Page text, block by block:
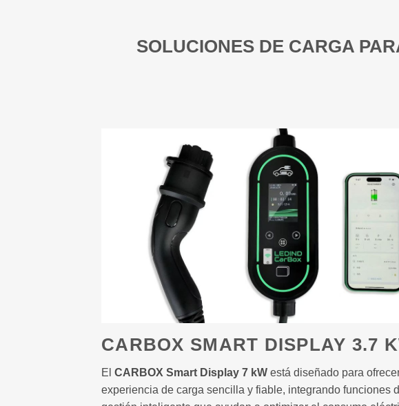
SOLUCIONES DE CARGA
CARBOX SMART DISPLAY 3.7
El CARBOX Smart Display 7 kW está diseñado para
experiencia de carga sencilla y fiable, integrando funciones